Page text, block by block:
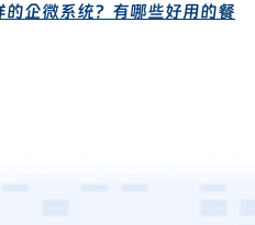
企微系统？有哪些好用的餐